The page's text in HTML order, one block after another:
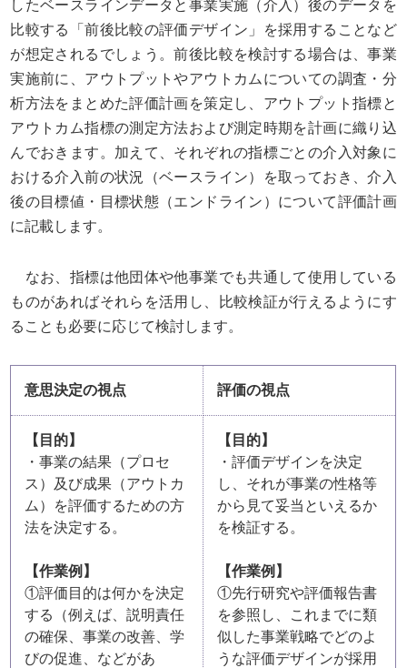
したベースラインデータと事業実施（介入）後のデータを
比較する「前後比較の評価デザイン」を採用することなど
が想定されるでしょう。前後比較を検討する場合は、事業
実施前に、アウトプットやアウトカムについての調査・分
析方法をまとめた評価計画を策定し、アウトプット指標と
アウトカム指標の測定方法および測定時期を計画に織り込
んでおきます。加えて、それぞれの指標ごとの介入対象に
おける介入前の状況（ベースライン）を取っておき、介入
後の目標値・目標状態（エンドライン）について評価計画
に記載します。
なお、指標は他団体や他事業でも共通して使用している
ものがあればそれらを活用し、比較検証が行えるようにす
ることも必要に応じて検討します。
意思決定の視点 評価の視点
【目的】
・事業の結果（プロセ
ス）及び成果（アウトカ
ム）を評価するための方
法を決定する。
【作業例】
①評価目的は何かを決定
する（例えば、説明責任
の確保、事業の改善、学
びの促進、などがあ
【目的】
・評価デザインを決定
し、それが事業の性格等
から見て妥当といえるか
を検証する。
【作業例】
①先行研究や評価報告書
を参照し、これまでに類
似した事業戦略でどのよ
うな評価デザインが採用